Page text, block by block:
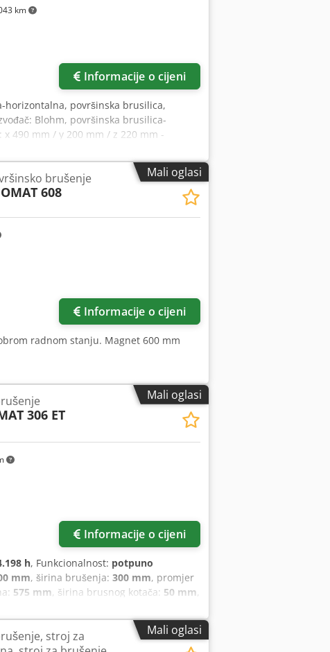
km
Informacije o cijeni
horizontalna, površinska brusilica,
Blohm, površinska brusilica-
490 mm / y 200 mm / z 220 mm -
Mali oglasi
brušenje
608
Informacije o cijeni
radnom stanju. Magnet 600 mm
Mali oglasi
306 ET
Informacije o cijeni
h, Funkcionalnost: potpuno
mm, širina brušenja: 300 mm, promjer
575 mm, širina brusnog kotača: 50 mm,
duljina:
dobro očuvano stanje
Mali oglasi
stroj za